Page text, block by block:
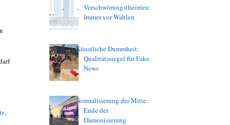
Verschwörungstheorien:
Immer vor Wahlen
Künstliche Dummheit:
Qualitätssiegel für Fake
News
Normalisierung der Mitte:
Ende der
Dämonisierung